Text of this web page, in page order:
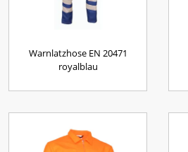
Warnlatzhose EN 20471
royalblau